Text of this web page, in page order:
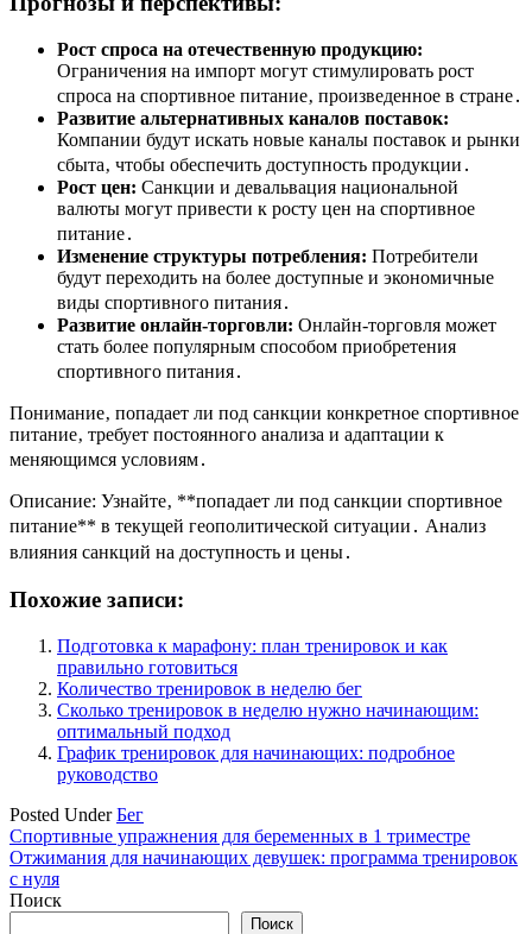
Рост спроса на отечественную продукцию:
Ограничения на импорт могут стимулировать рост
спроса на спортивное питание‚ произведенное в стране․
Развитие альтернативных каналов поставок:
Компании будут искать новые каналы поставок и рынки
сбыта‚ чтобы обеспечить доступность продукции․
Рост цен: Санкции и девальвация национальной
валюты могут привести к росту цен на спортивное
питание․
Изменение структуры потребления: Потребители
будут переходить на более доступные и экономичные
виды спортивного питания․
Развитие онлайн-торговли: Онлайн-торговля может
стать более популярным способом приобретения
спортивного питания․
Понимание‚ попадает ли под санкции конкретное спортивное
питание‚ требует постоянного анализа и адаптации к
меняющимся условиям․
Описание: Узнайте‚ **попадает ли под санкции спортивное
питание** в текущей геополитической ситуации․ Анализ
влияния санкций на доступность и цены․
Похожие записи:
Подготовка к марафону: план тренировок и как
правильно готовиться
Количество тренировок в неделю бег
Сколько тренировок в неделю нужно начинающим:
оптимальный подход
График тренировок для начинающих: подробное
руководство
Posted UnderБег
Навигация
по
записям
Спортивные упражнения для беременных в 1 триместре
Отжимания для начинающих девушек: программа тренировок
с нуля
Поиск
Поиск